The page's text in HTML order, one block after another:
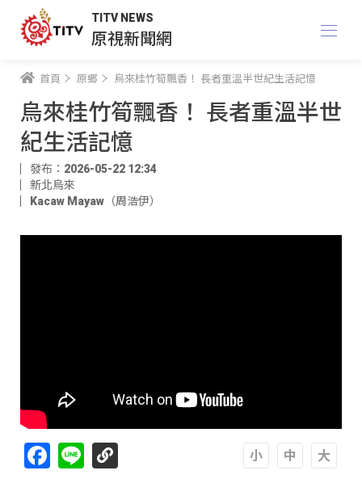
TITV NEWS
原視新聞網
首頁 原鄉 烏來桂竹筍飄香！ 長者重溫半世紀生活記憶
烏來桂竹筍飄香！ 長者重溫半世
紀生活記憶
發布：2026-05-22 12:34
新北烏來
Kacaw Mayaw（周浩伊）
Facebook
Line